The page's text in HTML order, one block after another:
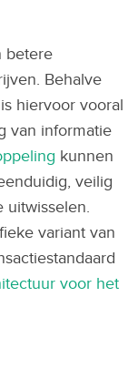
betere
Behalve
hiervoor vooral
van informatie
kunnen
veilig
uitwisselen.
variant van
voor het